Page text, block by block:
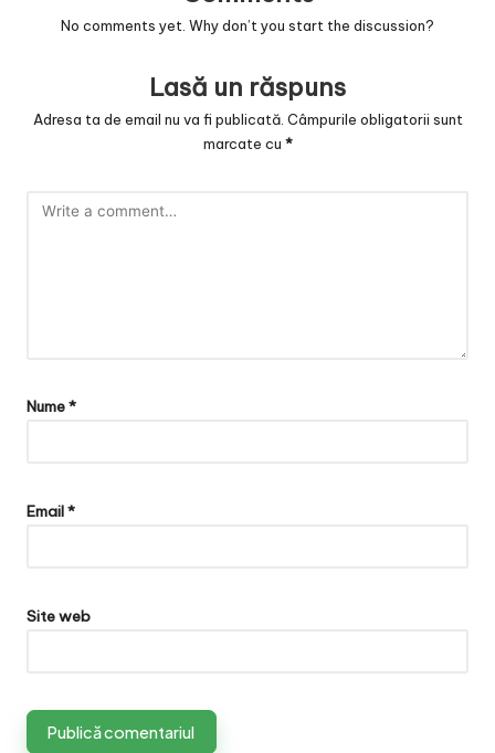
O
in
No comments yet. Why don’t you start the discussion?
Lasă un răspuns
Adresa ta de email nu va fi publicată. Câmpurile obligatorii sunt
marcate cu *
Nume*
Email*
Site web